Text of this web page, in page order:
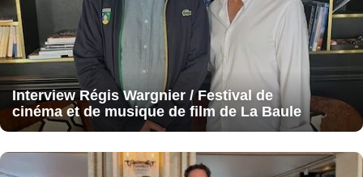
Interview Régis Wargnier / Festival de
cinéma et de musique de film de La Baule